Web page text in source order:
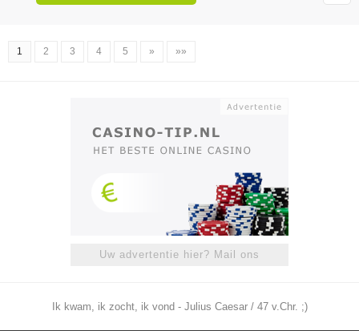
1 2 3 4 5 » »»
Uw advertentie hier? Mail ons
Ik kwam, ik zocht, ik vond - Julius Caesar / 47 v.Chr. ;)